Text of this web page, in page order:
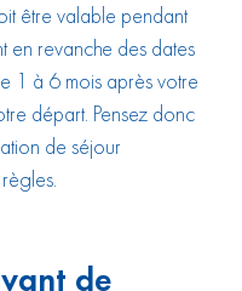
être valable pendant
en revanche des dates
1 à 6 mois après votre
départ. Pensez donc
de séjour
de